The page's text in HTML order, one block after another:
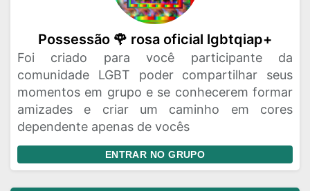
Possessão 🌹 rosa oficial lgbtqiap+
Foi criado para você participante da
comunidade LGBT poder compartilhar seus
momentos em grupo e se conhecerem formar
amizades e criar um caminho em cores
dependente apenas de vocês
ENTRAR NO GRUPO